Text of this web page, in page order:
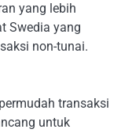
yang lebih
Swedia yang
non-tunai.
transaksi
untuk